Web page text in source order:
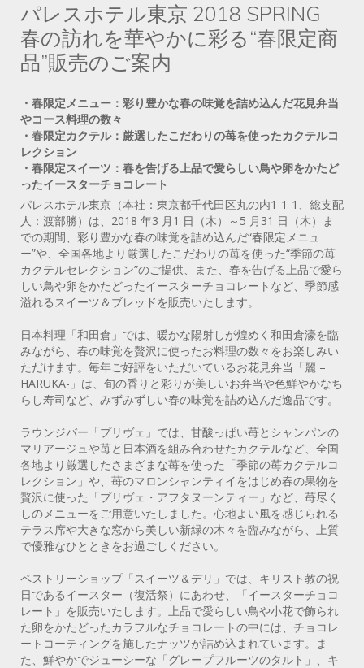
パレスホテル東京 2018 SPRING
春の訪れを華やかに彩る“春限定商
品”販売のご案内
・春限定メニュー：彩り豊かな春の味覚を詰め込んだ花見弁当
やコース料理の数々
・春限定カクテル：厳選したこだわりの苺を使ったカクテルコ
レクション
・春限定スイーツ：春を告げる上品で愛らしい鳥や卵をかたど
ったイースターチョコレート
パレスホテル東京（本社：東京都千代田区丸の内1-1-1、総支配
人：渡部勝）は、2018 年3 月1 日（木）～5 月31 日（木）ま
での期間、彩り豊かな春の味覚を詰め込んだ“春限定メニュ
ー”や、全国各地より厳選したこだわりの苺を使った“季節の苺
カクテルセレクション”のご提供、また、春を告げる上品で愛ら
しい鳥や卵をかたどったイースターチョコレートなど、季節感
溢れるスイーツ＆ブレッドを販売いたします。
日本料理「和田倉」では、暖かな陽射しが煌めく和田倉濠を臨
みながら、春の味覚を贅沢に使ったお料理の数々をお楽しみい
ただけます。毎年ご好評をいただいているお花見弁当「麗 –
HARUKA-」は、旬の香りと彩りが美しいお弁当や色鮮やかなち
らし寿司など、みずみずしい春の味覚を詰め込んだ逸品です。
ラウンジバー「プリヴェ」では、甘酸っぱい苺とシャンパンの
マリアージュや苺と日本酒を組み合わせたカクテルなど、全国
各地より厳選したさまざまな苺を使った「季節の苺カクテルコ
レクション」や、苺のマロンシャンティイをはじめ春の果物を
贅沢に使った「プリヴェ・アフタヌーンティー」など、苺尽く
しのメニューをご用意いたしました。心地よい風を感じられる
テラス席や大きな窓から美しい新緑の木々を臨みながら、上質
で優雅なひとときをお過ごしください。
ペストリーショップ「スイーツ＆デリ」では、キリスト教の祝
日であるイースター（復活祭）にあわせ、「イースターチョコ
レート」を販売いたします。上品で愛らしい鳥や小花で飾られ
た卵をかたどったカラフルなチョコレートの中には、チョコレ
ートコーティングを施したナッツが詰め込まれています。ま
た、鮮やかでジューシーな「グレープフルーツのタルト」、キ